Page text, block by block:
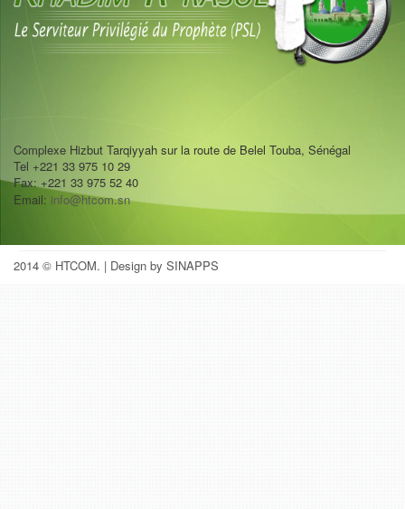
Complexe Hizbut Tarqiyyah sur la route de Belel Touba, Sénégal
Tel +221 33 975 10 29
Fax: +221 33 975 52 40
Email: info@htcom.sn
2014 © HTCOM. | Design by SINAPPS